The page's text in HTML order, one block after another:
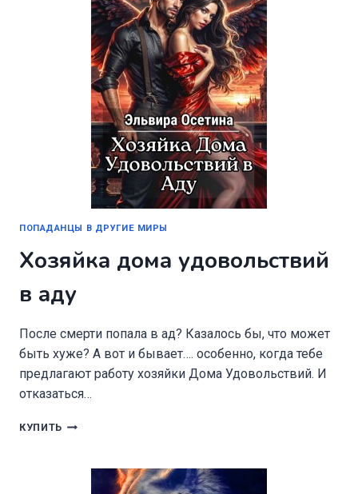
ПОПАДАНЦЫ В ДРУГИЕ МИРЫ
Хозяйка дома удовольствий
в аду
После смерти попала в ад? Казалось бы, что может
быть хуже? А вот и бывает…. особенно, когда тебе
предлагают работу хозяйки Дома Удовольствий. И
отказаться…
КУПИТЬ ХОЗЯЙКА